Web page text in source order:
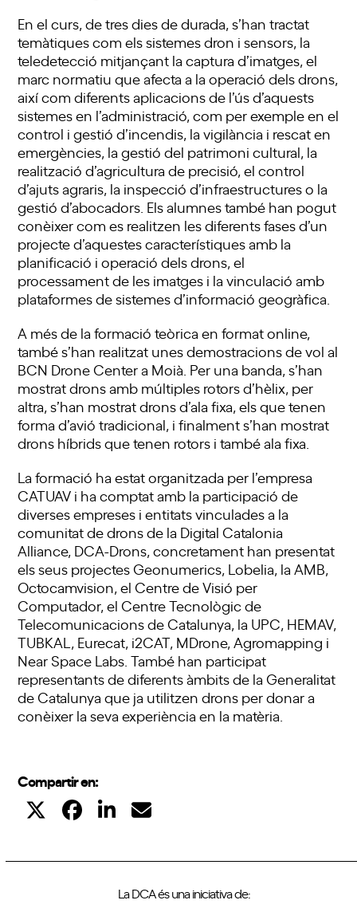
En el curs, de tres dies de durada, s’han tractat
temàtiques com els sistemes dron i sensors, la
teledetecció mitjançant la captura d’imatges, el
marc normatiu que afecta a la operació dels drons,
així com diferents aplicacions de l’ús d’aquests
sistemes en l’administració, com per exemple en el
control i gestió d’incendis, la vigilància i rescat en
emergències, la gestió del patrimoni cultural, la
realització d’agricultura de precisió, el control
d’ajuts agraris, la inspecció d’infraestructures o la
gestió d’abocadors. Els alumnes també han pogut
conèixer com es realitzen les diferents fases d’un
projecte d’aquestes característiques amb la
planificació i operació dels drons, el
processament de les imatges i la vinculació amb
plataformes de sistemes d’informació geogràfica.
A més de la formació teòrica en format online,
també s’han realitzat unes demostracions de vol al
BCN Drone Center a Moià. Per una banda, s’han
mostrat drons amb múltiples rotors d’hèlix, per
altra, s’han mostrat drons d’ala fixa, els que tenen
forma d’avió tradicional, i finalment s’han mostrat
drons híbrids que tenen rotors i també ala fixa.
La formació ha estat organitzada per l’empresa
CATUAV i ha comptat amb la participació de
diverses empreses i entitats vinculades a la
comunitat de drons de la Digital Catalonia
Alliance, DCA-Drons, concretament han presentat
els seus projectes Geonumerics, Lobelia, la AMB,
Octocamvision, el Centre de Visió per
Computador, el Centre Tecnològic de
Telecomunicacions de Catalunya, la UPC, HEMAV,
TUBKAL, Eurecat, i2CAT, MDrone, Agromapping i
Near Space Labs. També han participat
representants de diferents àmbits de la Generalitat
de Catalunya que ja utilitzen drons per donar a
conèixer la seva experiència en la matèria.
Compartir en:
La DCA és una iniciativa de: